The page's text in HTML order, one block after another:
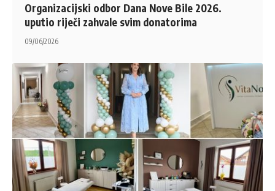
Organizacijski odbor Dana Nove Bile 2026.
uputio riječi zahvale svim donatorima
09/06/2026